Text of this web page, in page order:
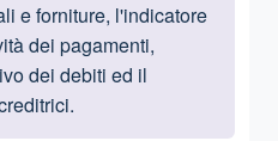
e forniture, l'indicatore
dei pagamenti,
dei debiti ed il